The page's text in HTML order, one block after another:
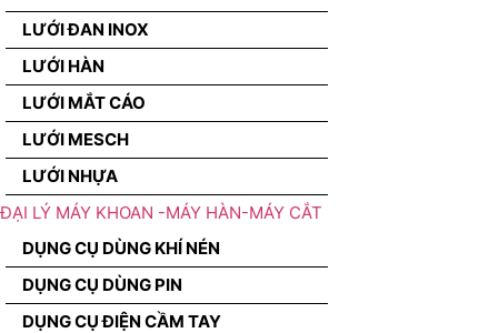
LƯỚI ĐAN INOX
LƯỚI HÀN
LƯỚI MẮT CÁO
LƯỚI MESCH
LƯỚI NHỰA
ĐẠI LÝ MÁY KHOAN -MÁY HÀN-MÁY CẮT
DỤNG CỤ DÙNG KHÍ NÉN
DỤNG CỤ DÙNG PIN
DỤNG CỤ ĐIỆN CẦM TAY